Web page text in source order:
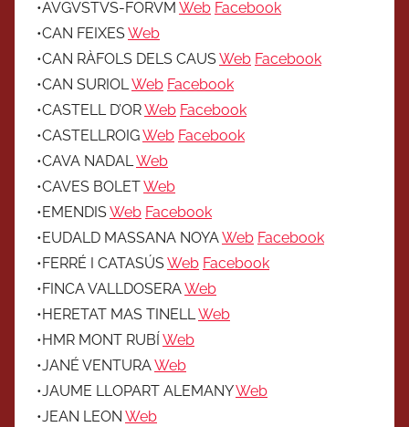
•AVGVSTVS-FORVM Web Facebook
•CAN FEIXESWeb
•CAN RÀFOLS DELS CAUSWeb Facebook
•CAN SURIOLWeb Facebook
•CASTELL D’ORWeb Facebook
•CASTELLROIGWeb Facebook
•CAVA NADALWeb
•CAVES BOLETWeb
•EMENDISWeb Facebook
•EUDALD MASSANA NOYAWeb Facebook
•FERRÉ I CATASÚSWeb Facebook
•FINCA VALLDOSERAWeb
•HERETAT MAS TINELLWeb
•HMR MONT RUBÍ Web
•JANÉ VENTURAWeb
•JAUME LLOPART ALEMANYWeb
•JEAN LEON Web